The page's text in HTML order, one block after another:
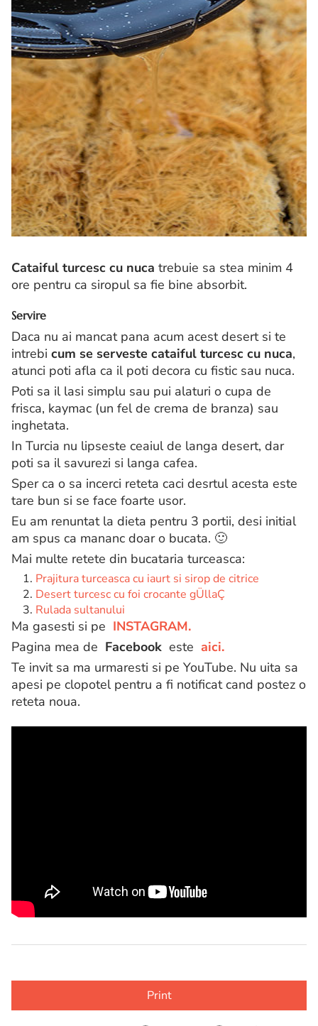
Cataiful turcesc cu nuca trebuie sa stea minim 4
ore pentru ca siropul sa fie bine absorbit.
Servire
Daca nu ai mancat pana acum acest desert si te
intrebi cum se serveste cataiful turcesc cu nuca,
atunci poti afla ca il poti decora cu fistic sau nuca.
Poti sa il lasi simplu sau pui alaturi o cupa de
frisca, kaymac (un fel de crema de branza) sau
inghetata.
In Turcia nu lipseste ceaiul de langa desert, dar
poti sa il savurezi si langa cafea.
Sper ca o sa incerci reteta caci desrtul acesta este
tare bun si se face foarte usor.
Eu am renuntat la dieta pentru 3 portii, desi initial
am spus ca mananc doar o bucata. 🙂
Mai multe retete din bucataria turceasca:
Prajitura turceasca cu iaurt si sirop de citrice
Desert turcesc cu foi crocante gÜllaÇ
Rulada sultanului
Ma gasesti si pe INSTAGRAM.
Pagina mea de Facebook este aici.
Te invit sa ma urmaresti si pe YouTube. Nu uita sa
apesi pe clopotel pentru a fi notificat cand postez o
reteta noua.
Print